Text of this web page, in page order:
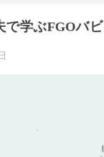
で学ぶFGOバ